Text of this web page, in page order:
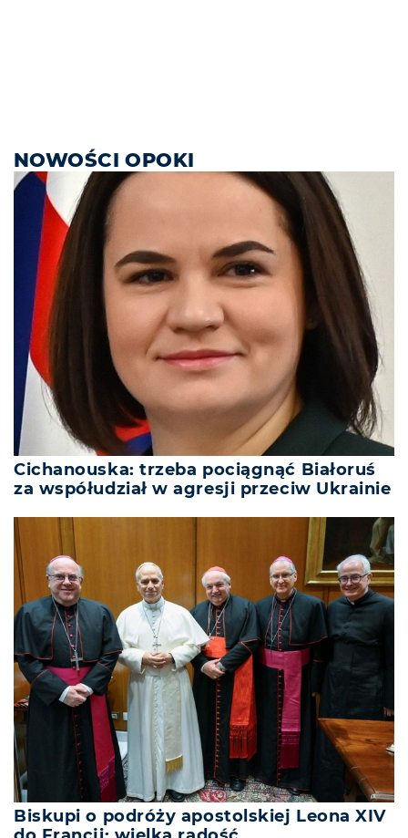
NOWOŚCI OPOKI
Cichanouska: trzeba pociągnąć Białoruś
za współudział w agresji przeciw Ukrainie
Biskupi o podróży apostolskiej Leona XIV